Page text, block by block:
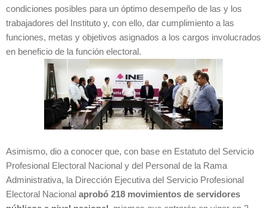
condiciones posibles para un óptimo desempeño de las y los
trabajadores del Instituto y, con ello, dar cumplimiento a las
funciones, metas y objetivos asignados a los cargos involucrados
en beneficio de la función electoral.
Asimismo, dio a conocer que, con base en Estatuto del Servicio
Profesional Electoral Nacional y del Personal de la Rama
Administrativa, la Dirección Ejecutiva del Servicio Profesional
Electoral Nacional aprobó 218 movimientos de servidores